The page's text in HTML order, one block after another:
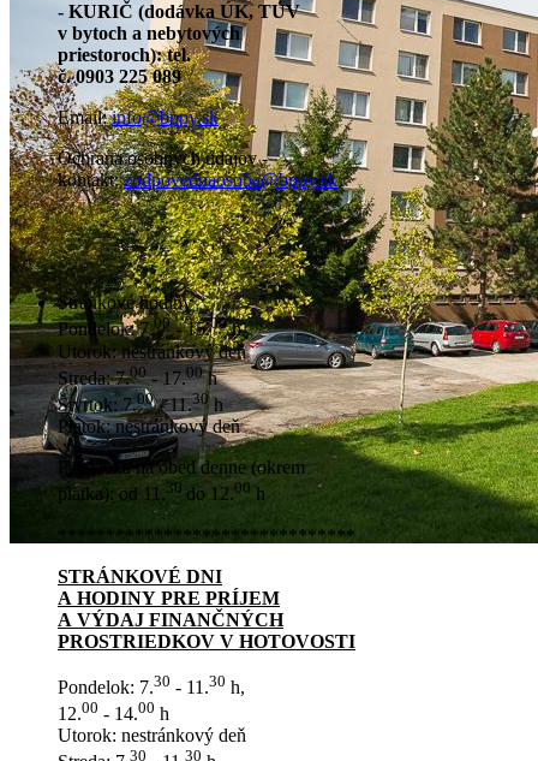
- KURIČ (dodávka ÚK, TÚV
v bytoch a nebytových
priestoroch): tel.
č. 0903 225 089
Email:info@bppy.sk
Ochrana osobných údajov -
kontakt:zodpovednaosoba@bppy.sk
Stránkové hodiny
Pondelok: 7.00- 15.00h
Utorok: nestránkový deň
Streda: 7.00- 17.00h
Štvrtok: 7.00- 11.30h
Piatok: nestránkový deň
Prestávka na obed denne (okrem
piatka): od 11.30 do 12.00 h
*******************************
STRÁNKOVÉ DNI
A HODINY PRE PRÍJEM
A VÝDAJ FINANČNÝCH
PROSTRIEDKOV V HOTOVOSTI
Pondelok: 7.30 - 11.30 h,
12.00 - 14.00 h
Utorok: nestránkový deň
30 30